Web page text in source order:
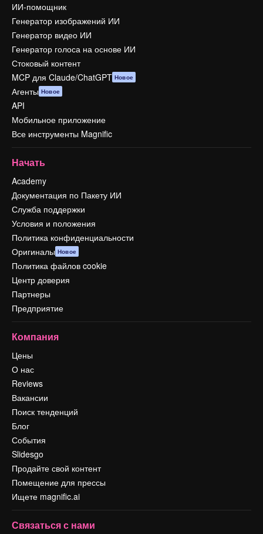
ИИ-помощник
Генератор изображений ИИ
Генератор видео ИИ
Генератор голоса на основе ИИ
Стоковый контент
MCP для Claude/ChatGPT Новое
Агенты Новое
API
Мобильное приложение
Все инструменты Magnific
Начать
Academy
Документация по Пакету ИИ
Служба поддержки
Условия и положения
Политика конфиденциальности
Оригиналы Новое
Политика файлов cookie
Центр доверия
Партнеры
Предприятие
Компания
Цены
О нас
Reviews
Вакансии
Поиск тенденций
Блог
События
Slidesgo
Продайте свой контент
Помещение для прессы
Ищете magnific.ai
Связаться с нами